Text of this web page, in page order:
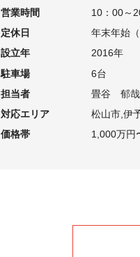
営業時間
10：00～
定休日
年末年始
設立年
2016年
駐車場
6台
担当者
畳谷 郁
対応エリア
松山市,伊
価格帯
1,000万円